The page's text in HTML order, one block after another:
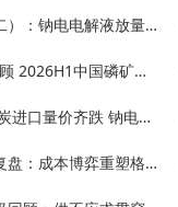
钠电市场7月回顾（二）：钠电电解液放量格局初变，钠电芯蓄力待发【SMM分析】
磷矿石进出口半年回顾 2026H1中国磷矿石进口升至百万吨出口放量3倍【SMM分析】
2026年6月我国果壳炭进口量价齐跌 钠电硬碳成本回落助推产业化进程【SMM分析】
2026H1钠电芯市场复盘：成本博弈重塑格局 产销共振驱动增长【SMM分析】